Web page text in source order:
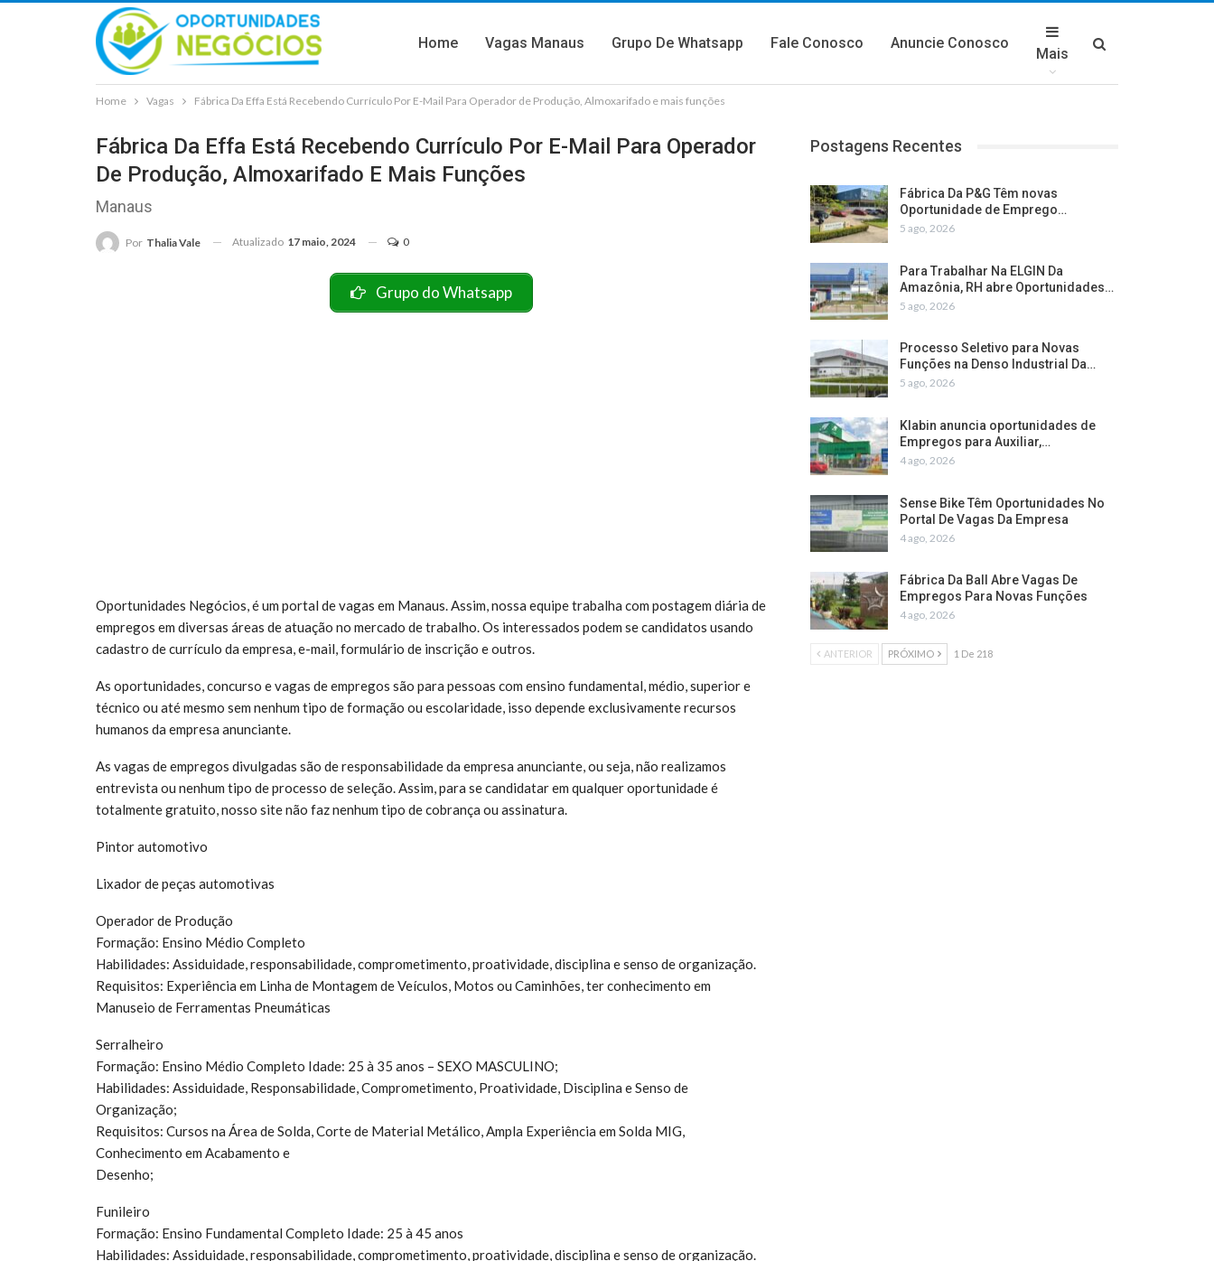
Home Vagas Manaus Grupo De Whatsapp Fale Conosco Anuncie Conosco
Mais
Home Vagas Fábrica Da Effa Está Recebendo Currículo Por E-Mail Para Operador de Produção, Almoxarifado e mais funções
Fábrica Da Effa Está Recebendo Currículo Por E-Mail Para Operador
De Produção, Almoxarifado E Mais Funções
Manaus
Por Thalia Vale Atualizado 17 maio, 2024 0
Grupo do Whatsapp
Oportunidades Negócios, é um portal de vagas em Manaus. Assim, nossa equipe trabalha com postagem diária de
empregos em diversas áreas de atuação no mercado de trabalho. Os interessados podem se candidatos usando
cadastro de currículo da empresa, e-mail, formulário de inscrição e outros.
As oportunidades, concurso e vagas de empregos são para pessoas com ensino fundamental, médio, superior e
técnico ou até mesmo sem nenhum tipo de formação ou escolaridade, isso depende exclusivamente recursos
humanos da empresa anunciante.
As vagas de empregos divulgadas são de responsabilidade da empresa anunciante, ou seja, não realizamos
entrevista ou nenhum tipo de processo de seleção. Assim, para se candidatar em qualquer oportunidade é
totalmente gratuito, nosso site não faz nenhum tipo de cobrança ou assinatura.
Pintor automotivo
Lixador de peças automotivas
Operador de Produção
Formação: Ensino Médio Completo
Habilidades: Assiduidade, responsabilidade, comprometimento, proatividade, disciplina e senso de organização.
Requisitos: Experiência em Linha de Montagem de Veículos, Motos ou Caminhões, ter conhecimento em
Manuseio de Ferramentas Pneumáticas
Serralheiro
Formação: Ensino Médio Completo Idade: 25 à 35 anos – SEXO MASCULINO;
Habilidades: Assiduidade, Responsabilidade, Comprometimento, Proatividade, Disciplina e Senso de
Organização;
Requisitos: Cursos na Área de Solda, Corte de Material Metálico, Ampla Experiência em Solda MIG,
Conhecimento em Acabamento e
Desenho;
Funileiro
Formação: Ensino Fundamental Completo Idade: 25 à 45 anos
Habilidades: Assiduidade, responsabilidade, comprometimento, proatividade, disciplina e senso de organização.
Postagens Recentes
Fábrica Da P&G Têm novas
Oportunidade de Emprego…
5 ago, 2026
Para Trabalhar Na ELGIN Da
Amazônia, RH abre Oportunidades…
5 ago, 2026
Processo Seletivo para Novas
Funções na Denso Industrial Da…
5 ago, 2026
Klabin anuncia oportunidades de
Empregos para Auxiliar,…
4 ago, 2026
Sense Bike Têm Oportunidades No
Portal De Vagas Da Empresa
4 ago, 2026
Fábrica Da Ball Abre Vagas De
Empregos Para Novas Funções
4 ago, 2026
ANTERIOR PRÓXIMO 1 De 218